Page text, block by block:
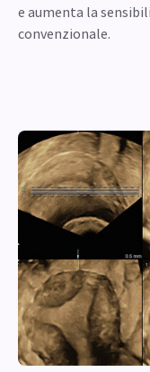
e aumenta la
convenzionale.